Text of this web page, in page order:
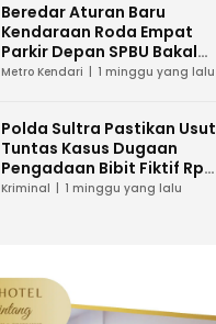
Beredar Aturan Baru
Kendaraan Roda Empat
Parkir Depan SPBU Bakal
Dikenakan Pungutan Karcis
Metro Kendari 1 minggu yang lalu
Polda Sultra Pastikan Usut
Tuntas Kasus Dugaan
Pengadaan Bibit Fiktif Rp
26 Miliar
Kriminal 1 minggu yang lalu